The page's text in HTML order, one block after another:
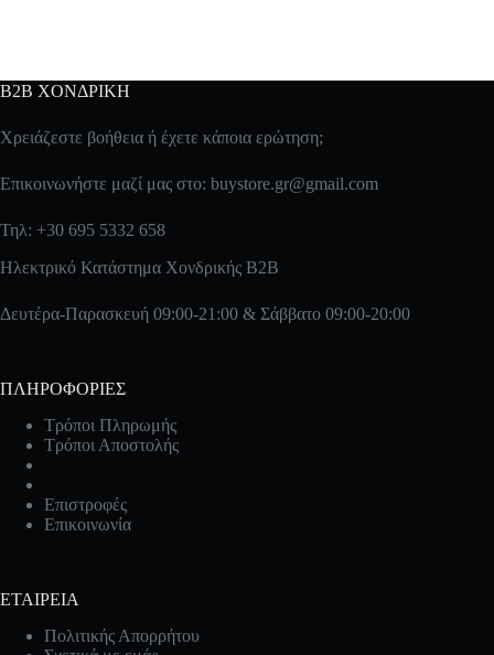
B2B ΧΟΝΔΡΙΚΗ
Χρειάζεστε βοήθεια ή έχετε κάποια ερώτηση;
Επικοινωνήστε μαζί μας στο: buystore.gr@gmail.com
Τηλ: +30 695 5332 658
Ηλεκτρικό Κατάστημα Χονδρικής B2B
Δευτέρα-Παρασκευή 09:00-21:00 & Σάββατο 09:00-20:00
ΠΛΗΡΟΦΟΡΙΕΣ
Τρόποι Πληρωμής
Τρόποι Αποστολής
Επιστροφές
Επικοινωνία
ΕΤΑΙΡΕΙΑ
Πολιτικής Απορρήτου